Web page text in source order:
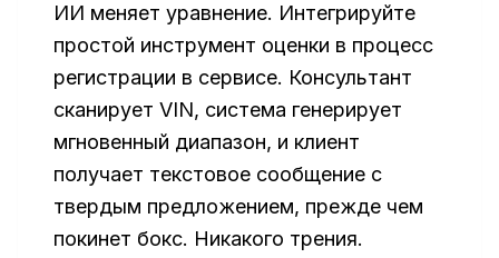
ИИ меняет уравнение. Интегрируйте
простой инструмент оценки в процесс
регистрации в сервисе. Консультант
сканирует VIN, система генерирует
мгновенный диапазон, и клиент
получает текстовое сообщение с
твердым предложением, прежде чем
покинет бокс. Никакого трения.